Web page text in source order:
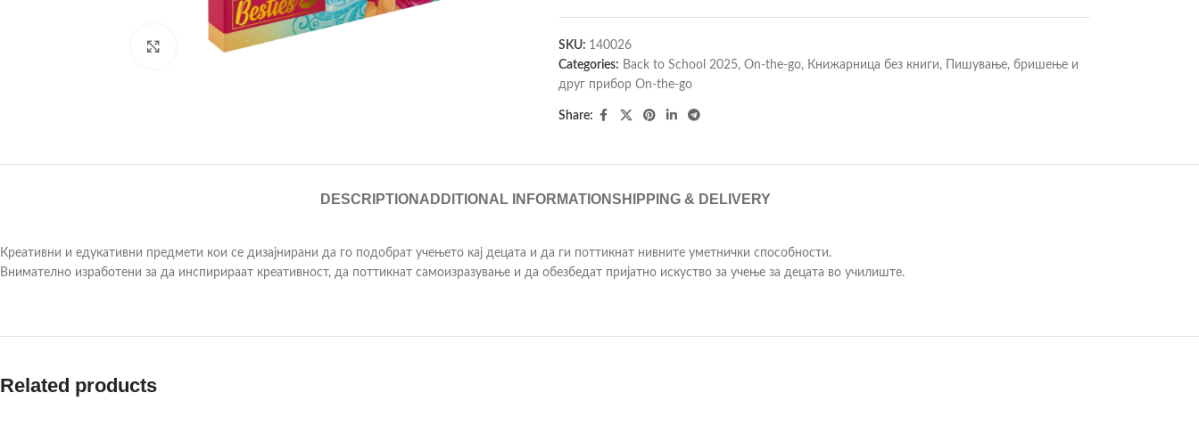
Click to enlarge SKU: 140026
Categories: Back to School 2025, On-the-go, Книжарница без книги,
Пишување, бришење и
друг прибор On-the-go
Share:
DESCRIPTION ADDITIONAL INFORMATIONSHIPPING & DELIVERY
Креативни и едукативни предмети кои се дизајнирани да го подобрат учењето кај децата и да ги поттикнат нивните уметнички способности.
Внимателно изработени за да инспирираат креативност, да поттикнат самоизразување и да обезбедат пријатно искуство за учење за децата во училиште.
Related products